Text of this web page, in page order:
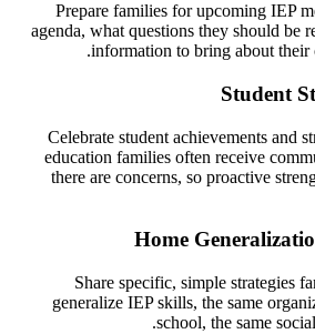
Prepare families for upcoming IEP
agenda, what questions they should be
information to bring about their
Student
Celebrate student achievements and
education families often receive
there are concerns, so proactive
Home
Share specific, simple strategies
generalize IEP skills, the same
school, the same